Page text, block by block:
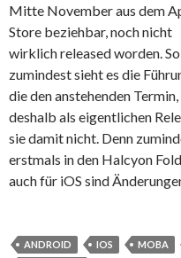
Mitte November aus dem
Store beziehbar, noch nicht
wirklich released worden. So
zumindest sieht es die
die den anstehenden
deshalb als eigentlichen
sie damit nicht. Denn
erstmals in den Halcyon
auch für iOS sind
ANDROID IOS MOBA